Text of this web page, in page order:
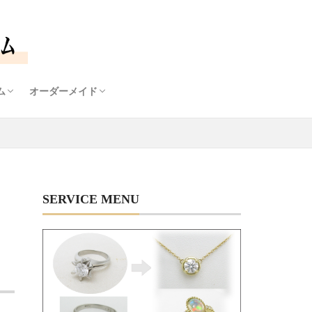
鑑定士
ムについて
ルダイヤモンドリング枠
ンドプチネックレス
オーダーメイド
オーダーメイドについて
デザイン画から生まれるあなただけのジュエリー
SERVICE MENU